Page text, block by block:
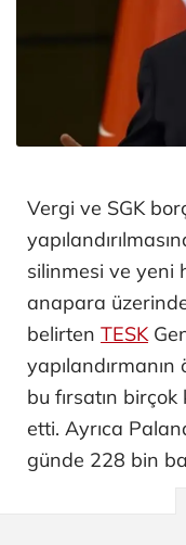
Vergi ve SGK
silinmesi ve yeni
anapara
belirten TESK
bu fırsatın
etti. Ayrıca
günde 228 bin